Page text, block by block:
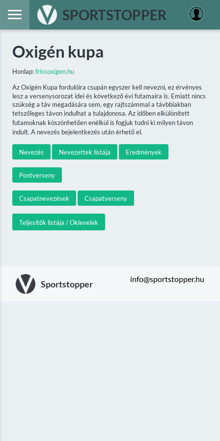
SPORTSTOPPER
Oxigén kupa
Honlap:frissoxigen.hu
Az Oxigén Kupa fordulóira csupán egyszer kell nevezni, ez érvényes
lesz a versenysorozat idei és következő évi futamaira is. Emiatt nincs
szükség a táv megadására sem, egy rajtszámmal a távbbiakban
tetszőleges távon indulhat a tulajdonosa. Az időben elkülönített
futamoknak köszönhetően enélkül is fogjuk tudni ki milyen távon
indult. A nevezés bejelentkezés után érhető el.
Nevezés Nevezettek listája Eredmények
Pontverseny
Csapatnevezések Csapatverseny
Teljesítők listája / Oklevelek
Sportstopper info@sportstopper.hu